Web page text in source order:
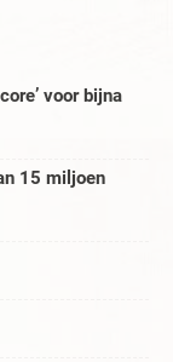
voor bijna
15 miljoen